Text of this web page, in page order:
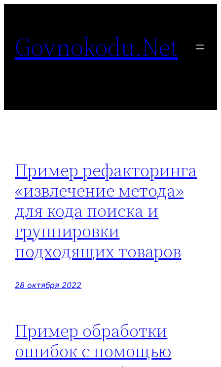
содержимому
Govnokodu.Net
Пример рефакторинга
«извлечение метода»
для кода поиска и
группировки
подходящих товаров
28 октября 2022
Пример обработки
ошибок с помощью